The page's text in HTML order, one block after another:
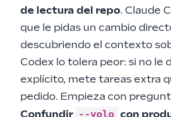
de lectura del repo. Claude
que le pidas un cambio
descubriendo el contexto
Codex lo tolera peor: si no le
explícito, mete tareas extra
pedido. Empieza con
Confundir --yolo con